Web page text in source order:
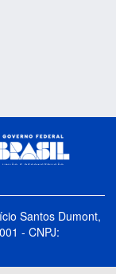
Santos Dumont,
- CNPJ: